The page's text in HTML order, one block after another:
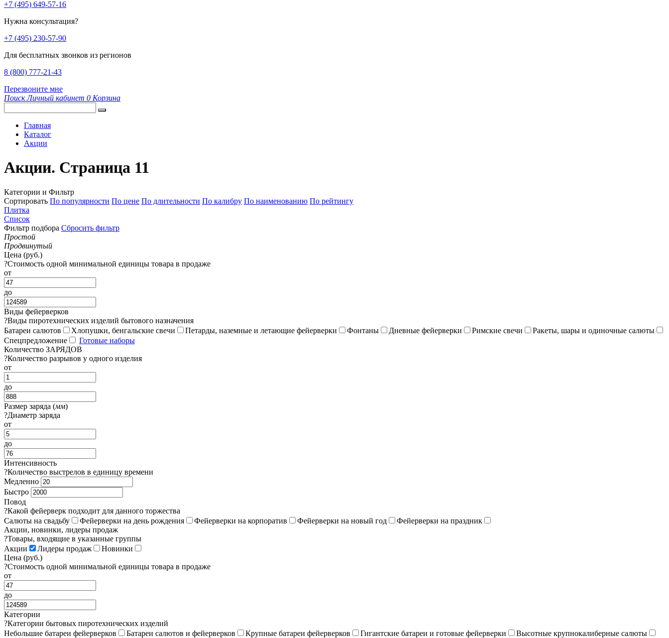
+7 (495) 649-57-16
Нужна консультация?
+7 (495) 230-57-90
Для бесплатных звонков из регионов
8 (800) 777-21-43
Перезвоните мне
Поиск Личный кабинет 0 Корзина
Главная
Каталог
Акции
Акции. Страница 11
Категории и Фильтр
Сортировать По популярности По цене По длительности По калибру По наименованию По рейтингу
Плитка
Список
Фильтр подбора Сбросить фильтр
Простой
Продвинутый
Цена (руб.)
?Стоимость одной минимальной единицы товара в продаже
от
до
Виды фейерверков
?Виды пиротехнических изделий бытового назначения
Батареи салютов
Хлопушки, бенгальские свечи Петарды, наземные и летающие фейерверки Фонтаны Дневные фейерверки Римские свечи
Ракеты, шары и одиночные салюты
Спецпредложение
Готовые наборы
Количество ЗАРЯДОВ
?Количество разрывов у одного изделия
от
до
Размер заряда (мм)
?Диаметр заряда
от
до
Интенсивность
?Количество выстрелов в единицу времени
Медленно
Быстро
Повод
?Какой фейерверк подходит для данного торжества
Салюты на свадьбу
Фейерверки на день рождения Фейерверки на корпоратив Фейерверки на новый год
Фейерверки на праздник
Акции, новинки, лидеры продаж
?Товары, входящие в указанные группы
Акции
Лидеры продаж
Новинки
Цена (руб.)
?Стоимость одной минимальной единицы товара в продаже
от
до
Категории
?Категории бытовых пиротехнических изделий
Небольшие батареи фейерверков
Батареи салютов и фейерверков Крупные батареи фейерверков Гигантские батареи и готовые фейерверки
Высотные крупнокалиберные салюты